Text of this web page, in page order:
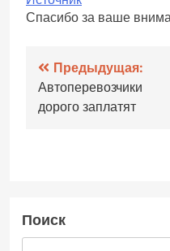
Спасибо за ваше
Навигация
по
Предыдущая:
Автоперевозчики
дорого заплатят
Поиск